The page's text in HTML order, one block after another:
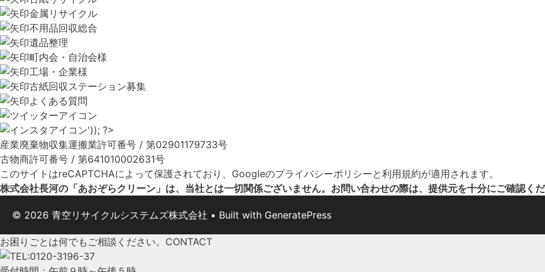
金属リサイクル
不用品回収総合
遺品整理
町内会・自治会様
工場・企業様
古紙回収ステーション募集
よくある質問
産業廃棄物収集運搬業許可番号 / 第02901179733号
古物商許可番号 / 第641010002631号
このサイトはreCAPTCHAによって保護されており、Googleのプライバシーポリシーと利用規約が適用されます。
株式会社長河の「あおぞらクリーン」は、当社とは一切関係ございません。お問い合わせの際は、提供元を十分にご確認く
© 2026 青空リサイクルシステムズ株式会社 • Built with GeneratePress
お困りごとは何でもご相談ください。 CONTACT